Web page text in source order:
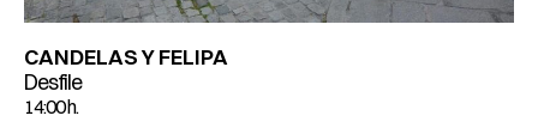
CANDELAS Y FELIPA
Desfile
14:00 h.